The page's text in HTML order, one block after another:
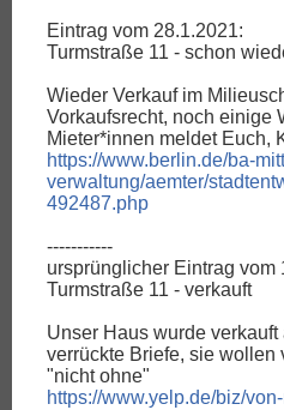
Eintrag vom 28.1.2021:
Turmstraße 11 - schon
Wieder Verkauf im
Vorkaufsrecht, noch einige
Mieter*innen meldet Euch,
https://www.berlin.de/ba-
verwaltung/aemter/
492487.php
-----------
ursprünglicher Eintrag vom
Turmstraße 11 - verkauft
Unser Haus wurde
verrückte Briefe, sie wollen
"nicht ohne"
https://www.yelp.de/biz/